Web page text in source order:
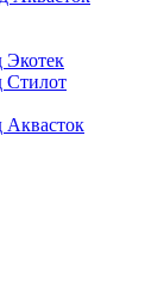
Экотек
Стилот
Аквасток